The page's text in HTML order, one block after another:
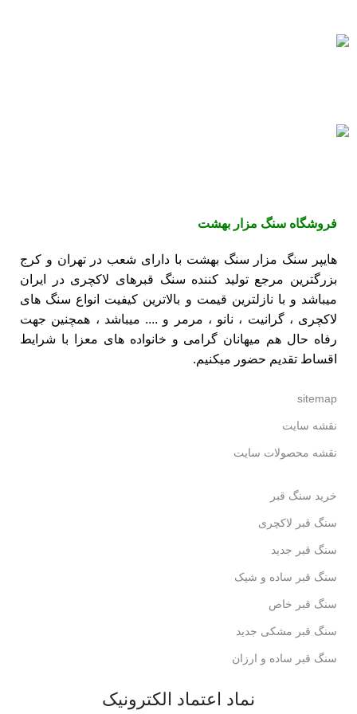
فروشگاه سنگ مزار بهشت
هایپر سنگ مزار سنگ بهشت با دارای شعب در تهران و کرج
بزرگترین مرجع تولید کننده سنگ قبرهای لاکچری در ایران
میباشد و با نازلترین قیمت و بالاترین کیفیت انواع سنگ های
لاکچری ،گرانیت ، نانو ، مرمر
و .... میباشد ، همچنین جهت
رفاه حال هم میهانان گرامی و خانواده های معزا با شرایط
اقساط تقدیم حضور میکنیم.
sitemap
نقشه سایت
نقشه محصولات سایت
خرید سنگ قبر
سنگ قبر لاکچری
سنگ قبر جدید
سنگ قبر ساده و شیک
سنگ قبر خاص
سنگ قبر مشکی جدید
سنگ قبر ساده و ارزان
نماد اعتماد الکترونیک